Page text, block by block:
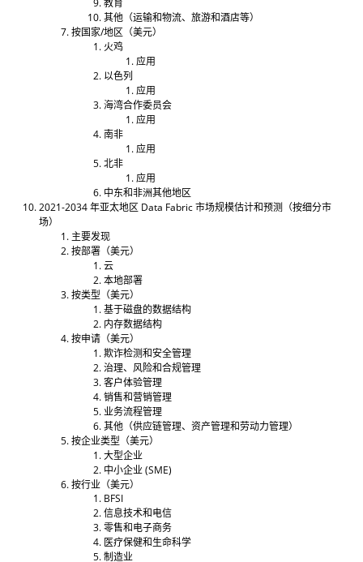
其他（运输和物流、旅游和酒店等）
按国家/地区（美元）
火鸡
应用
以色列
应用
海湾合作委员会
应用
南非
应用
北非
应用
中东和非洲其他地区
2021-2034 年亚太地区 Data Fabric 市场规模估计和预测（按细分市
场）
主要发现
按部署（美元）
云
本地部署
按类型（美元）
基于磁盘的数据结构
内存数据结构
按申请（美元）
欺诈检测和安全管理
治理、风险和合规管理
客户体验管理
销售和营销管理
业务流程管理
其他（供应链管理、资产管理和劳动力管理）
按企业类型（美元）
大型企业
中小企业 (SME)
按行业（美元）
BFSI
信息技术和电信
零售和电子商务
医疗保健和生命科学
制造业